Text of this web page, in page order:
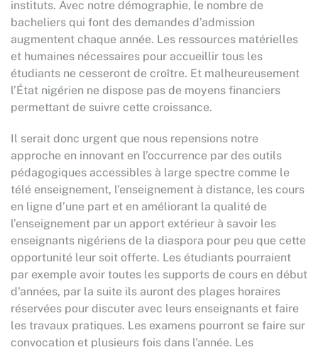
instituts. Avec notre démographie, le nombre de
bacheliers qui font des demandes d’admission
augmentent chaque année. Les ressources matérielles
et humaines nécessaires pour accueillir tous les
étudiants ne cesseront de croître. Et malheureusement
l’État nigérien ne dispose pas de moyens financiers
permettant de suivre cette croissance.
Il serait donc urgent que nous repensions notre
approche en innovant en l’occurrence par des outils
pédagogiques accessibles à large spectre comme le
télé enseignement, l’enseignement à distance, les cours
en ligne d’une part et en améliorant la qualité de
l’enseignement par un apport extérieur à savoir les
enseignants nigériens de la diaspora pour peu que cette
opportunité leur soit offerte. Les étudiants pourraient
par exemple avoir toutes les supports de cours en début
d'années, par la suite ils auront des plages horaires
réservées pour discuter avec leurs enseignants et faire
les travaux pratiques. Les examens pourront se faire sur
convocation et plusieurs fois dans l'année. Les